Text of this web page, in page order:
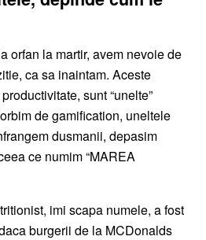
orfan la martir, avem nevoie de
ca sa inaintam. Aceste
sunt “unelte”
de gamification, uneltele
dusmanii, depasim
ce numim “MAREA
imi scapa numele, a fost
burgerii de la MCDonalds